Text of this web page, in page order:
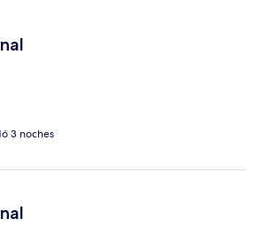
3 noches